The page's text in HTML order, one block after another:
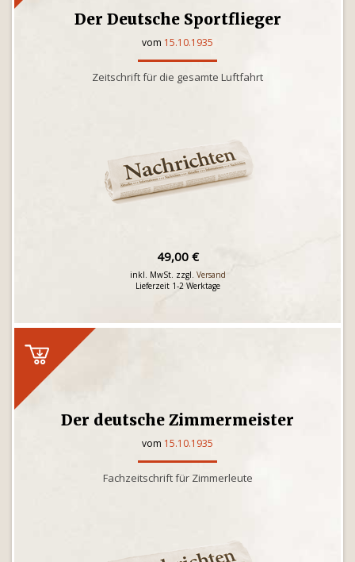
Der Deutsche Sportflieger
vom 15.10.1935
Zeitschrift für die gesamte Luftfahrt
49,00 €
inkl. MwSt. zzgl. Versand
Lieferzeit 1-2 Werktage
Der deutsche Zimmermeister
vom 15.10.1935
Fachzeitschrift für Zimmerleute